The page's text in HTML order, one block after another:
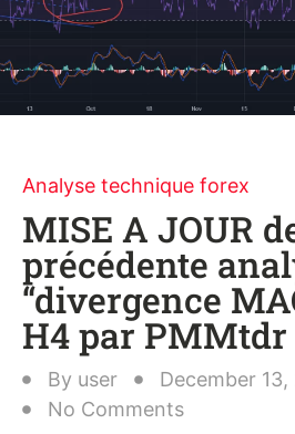
Analyse technique forex
MISE A JOUR
précédente
“divergence
H4 par PMMtdr
By user
December 13,
No Comments